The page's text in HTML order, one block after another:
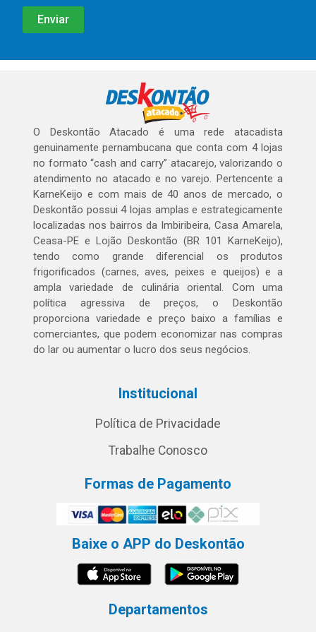
O Deskontão Atacado é uma rede atacadista
genuinamente pernambucana que conta com 4 lojas
no formato “cash and carry” atacarejo, valorizando o
atendimento no atacado e no varejo. Pertencente a
KarneKeijo e com mais de 40 anos de mercado, o
Deskontão possui 4 lojas amplas e estrategicamente
localizadas nos bairros da Imbiribeira, Casa Amarela,
Ceasa-PE e Lojão Deskontão (BR 101 KarneKeijo),
tendo como grande diferencial os produtos
frigorificados (carnes, aves, peixes e queijos) e a
ampla variedade de culinária oriental. Com uma
política agressiva de preços, o Deskontão
proporciona variedade e preço baixo a famílias e
comerciantes, que podem economizar nas compras
do lar ou aumentar o lucro dos seus negócios.
Institucional
Política de Privacidade
Trabalhe Conosco
Formas de Pagamento
Baixe o APP do Deskontão
Departamentos